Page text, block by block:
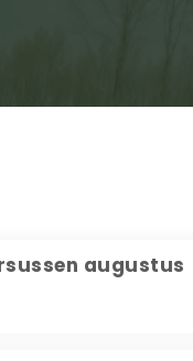
augustus